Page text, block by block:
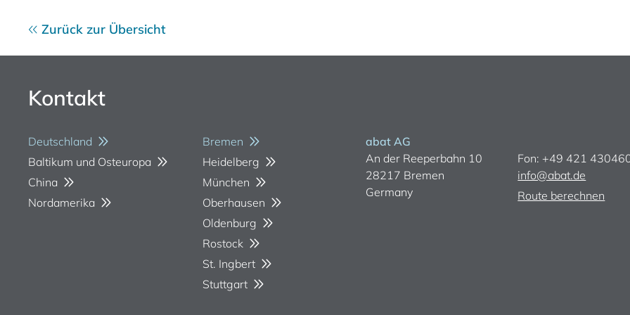
Zurück zur Übersicht
Kontakt
Deutschland
Baltikum und Osteuropa
China
Nordamerika
Bremen
Heidelberg
München
Oberhausen
Oldenburg
Rostock
St. Ingbert
Stuttgart
abat AG
An der Reeperbahn 10
28217 Bremen
Germany
Fon: +49 421
info@abat.de
Route berechnen